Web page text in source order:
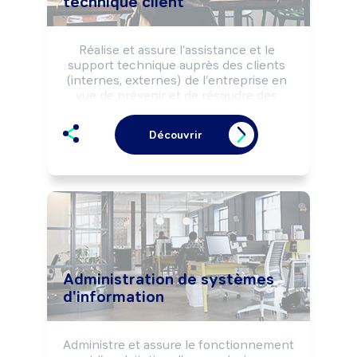
Réalise et assure l'assistance et le
support technique auprès des clients
(internes, externes) de l'entreprise en
vue de prévenir et de résoudre des
d'entretien par le traitement de
questions et l'apport de solutions
techniques selon des impératifs de
Peut coordonner une équipe.
Découvrir
Administration de systèmes
d'information
Administre et assure le fonctionnement